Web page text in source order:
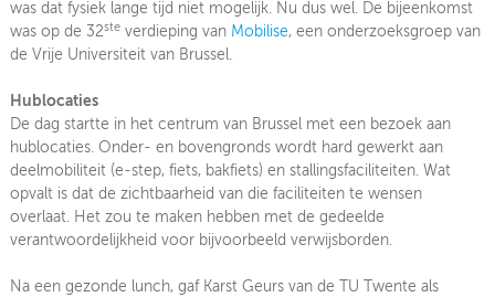
was dat fysiek lange tijd niet mogelijk. Nu dus wel. De bijeenkomst
was op de 32steverdieping van Mobilise, een onderzoeksgroep van
de Vrije Universiteit van Brussel.
Hublocaties
De dag startte in het centrum van Brussel met een bezoek aan
hublocaties. Onder- en bovengronds wordt hard gewerkt aan
deelmobiliteit (e-step, fiets, bakfiets) en stallingsfaciliteiten. Wat
opvalt is dat de zichtbaarheid van die faciliteiten te wensen
overlaat. Het zou te maken hebben met de gedeelde
verantwoordelijkheid voor bijvoorbeeld verwijsborden.
Na een gezonde lunch, gaf Karst Geurs van de TU Twente als